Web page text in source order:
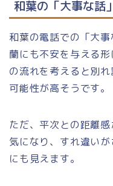
和葉の「大事な話
和葉の電話での「大
蘭にも不安を与える
の流れを考えると別
可能性が高そうです。
ただ、平次との距離
気になり、すれ違い
にも見えます。